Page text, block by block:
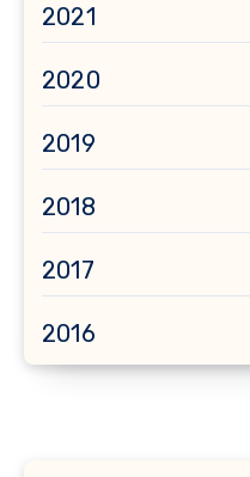
2021
2020
2019
2018
2017
2016